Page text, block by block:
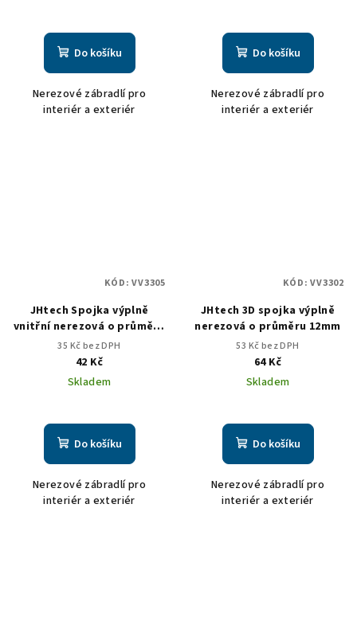
Do košíku
Nerezové zábradlí pro
interiér a exteriér
Do košíku
Nerezové zábradlí pro
interiér a exteriér
JHtech Spojka výplně
vnitřní nerezová o průměru
12mm
35 Kč bez DPH
42 Kč
Skladem
Do košíku
Nerezové zábradlí pro
interiér a exteriér
KÓD:VV3305
JHtech 3D spojka výplně
nerezová o průměru 12mm
53 Kč bez DPH
64 Kč
Skladem
Do košíku
Nerezové zábradlí pro
interiér a exteriér
KÓD:VV3302